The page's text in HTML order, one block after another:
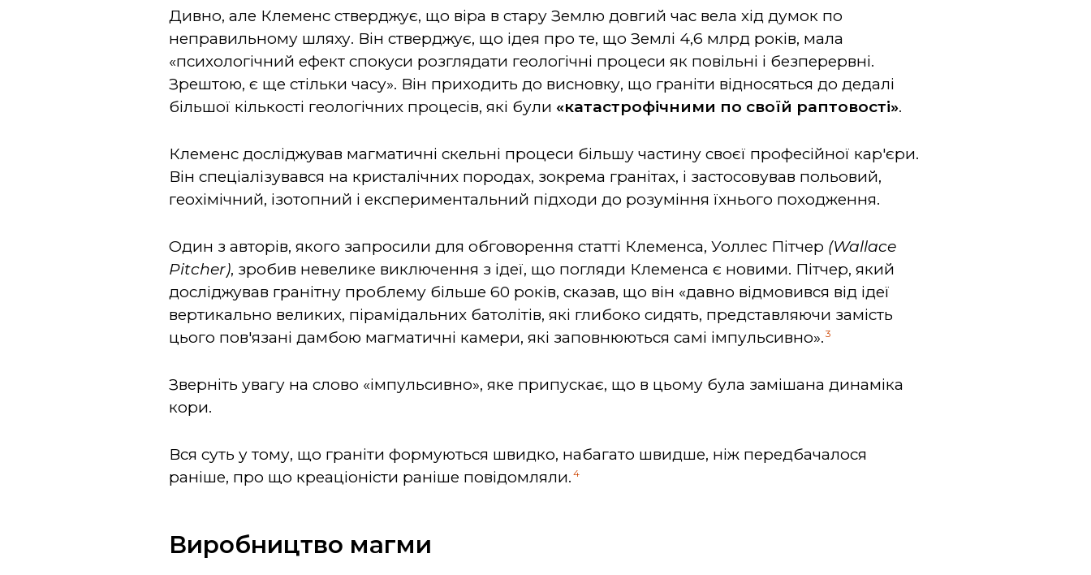
Дивно, але Клеменс стверджує, що віра в стару Землю довгий час вела хід думок по
неправильному шляху. Він стверджує, що ідея про те, що Землі 4,6 млрд років, мала
«психологічний ефект спокуси розглядати геологічні процеси як повільні і безперервні.
Зрештою, є ще стільки часу». Він приходить до висновку, що граніти відносяться до дедалі
більшої кількості геологічних процесів, які були «катастрофічними по своїй раптовості».
Клеменс досліджував магматичні скельні процеси більшу частину своєї професійної кар'єри.
Він спеціалізувався на кристалічних породах, зокрема гранітах, і застосовував польовий,
геохімічний, ізотопний і експериментальний підходи до розуміння їхнього походження.
Один з авторів, якого запросили для обговорення статті Клеменса, Уоллес Пітчер (Wallace
Pitcher), зробив невелике виключення з ідеї, що погляди Клеменса є новими. Пітчер, який
досліджував гранітну проблему більше 60 років, сказав, що він «давно відмовився від ідеї
вертикально великих, пірамідальних батолітів, які глибоко сидять, представляючи замість
цього пов'язані дамбою магматичні камери, які заповнюються самі імпульсивно». 3
Зверніть увагу на слово «імпульсивно», яке припускає, що в цьому була замішана динаміка
кори.
Вся суть у тому, що граніти формуються швидко, набагато швидше, ніж передбачалося
раніше, про що креаціоністи раніше повідомляли. 4
Виробництво магми